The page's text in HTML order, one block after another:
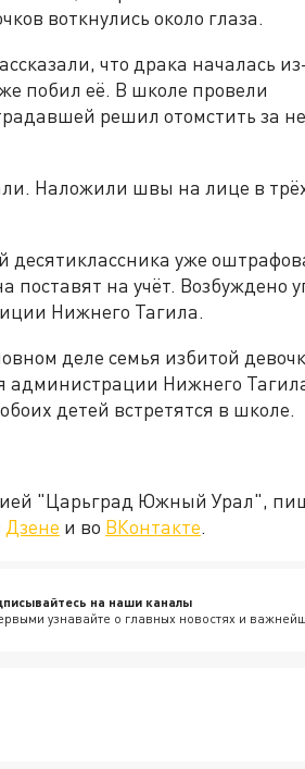
воткнулись около глаза.
что драка началась
побил её. В школе провели
решил отомстить за
Наложили швы на лице в
уже
поставят на учёт. Возбуждено
Нижнего Тагила.
деле семья избитой
администрации Нижнего
детей встретятся в школе.
"Царьград Южный Урал",
Дзене и во ВКонтакте.
на наши каналы
узнавайте о главных новостях и